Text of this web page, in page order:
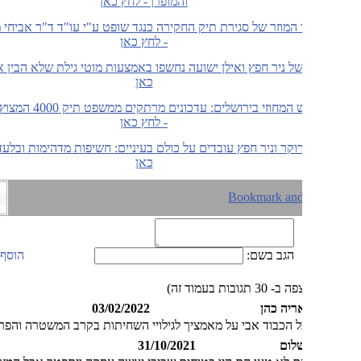
המוזר של סגירת תיק החקירה כנגד שופט ע"י עו"ד ד"ר אביחי מנדלבליט
ניר חפץ ואילן ישועה נחשפו באמצעות מוטי גילת שלא הבין אותם - לחץ
ביהמ"ש המחוזי בירושלים: עדכונים מרתקים ממשפט תיק 4000 המצוץ מהאצבע
וניר חפץ עובדים על כולם בעיניים: חשיפות מדהימות ובלעדיות - לחץ